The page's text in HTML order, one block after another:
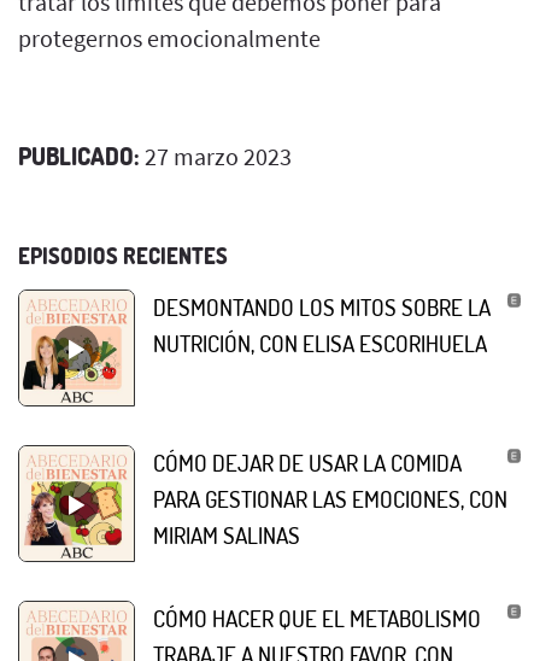
protegernos emocionalmente
PUBLICADO: 27 marzo 2023
EPISODIOS RECIENTES
DESMONTANDO LOS MITOS SOBRE LA
NUTRICIÓN, CON ELISA ESCORIHUELA
CÓMO DEJAR DE USAR LA COMIDA
PARA GESTIONAR LAS EMOCIONES, CON
MIRIAM SALINAS
CÓMO HACER QUE EL METABOLISMO
TRABAJE A NUESTRO FAVOR, CON